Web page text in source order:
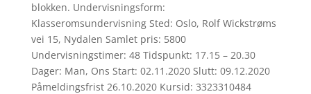
blokken. Undervisningsform:
Klasseromsundervisning Sted: Oslo, Rolf Wickstrøms
vei 15, Nydalen Samlet pris: 5800
Undervisningstimer: 48 Tidspunkt: 17.15 – 20.30
Dager: Man, Ons Start: 02.11.2020 Slutt: 09.12.2020
Påmeldingsfrist 26.10.2020 Kursid: 3323310484